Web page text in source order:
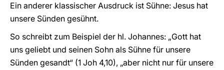
Ein anderer klassischer Ausdruck ist Sühne: Jesus hat
unsere Sünden gesühnt.
So schreibt zum Beispiel der hl. Johannes: „Gott hat
uns geliebt und seinen Sohn als Sühne für unsere
Sünden gesandt“ (1 Joh 4,10), „aber nicht nur für unsere